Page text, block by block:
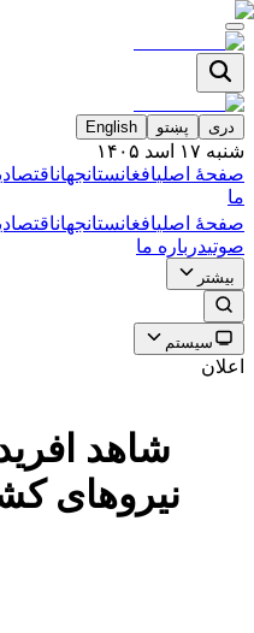
دری پښتو English
شنبه ۱۷ اسد ۱۴۰۵
صفحۀ اصلیافغانستانجهان
ما
صفحۀ اصلیافغانستانجهان
صوتیدرباره ما
بیشتر
سیستم
اعلان
نیروهای